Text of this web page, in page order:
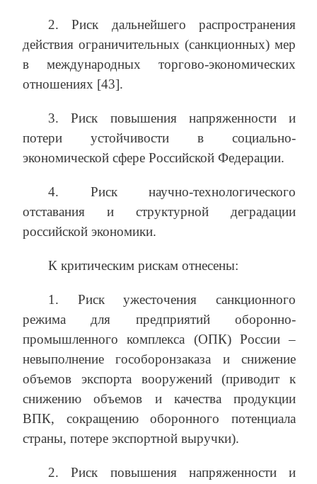
2. Риск дальнейшего распространения
действия ограничительных (санкционных) мер
в международных торгово-экономических
отношениях [43].
3. Риск повышения напряженности и
потери устойчивости в социально-
экономической сфере Российской Федерации.
4. Риск научно-технологического
отставания и структурной деградации
российской экономики.
К критическим рискам отнесены:
1. Риск ужесточения санкционного
режима для предприятий оборонно-
промышленного комплекса (ОПК) России –
невыполнение гособоронзаказа и снижение
объемов экспорта вооружений (приводит к
снижению объемов и качества продукции
ВПК, сокращению оборонного потенциала
страны, потере экспортной выручки).
2. Риск повышения напряженности и